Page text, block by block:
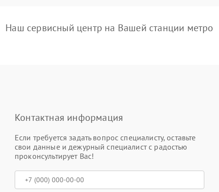
Наш сервисный центр на Вашей станции метро
Контактная информация
Если требуется задать вопрос специалисту, оставьте
свои данные и дежурный специалист с радостью
проконсультирует Вас!